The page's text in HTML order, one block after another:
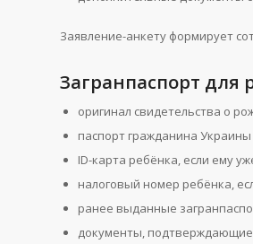
Заявление-анкету формирует
Загранпаспорт для
оригинал свидетельства о
паспорт гражданина
ID-карта ребёнка, если ему
налоговый номер ребёнка,
ранее выданные
документы, подтверждающие